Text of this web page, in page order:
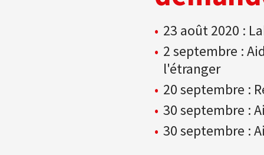
23 août 2020 :
2 septembre :
l'étranger
20 septembre :
30 septembre :
30 septembre :